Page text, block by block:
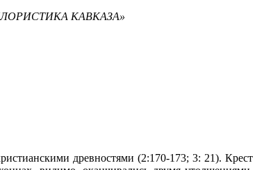
КАВКАЗА»
древностями (2:170-173; 3: 21). Крест